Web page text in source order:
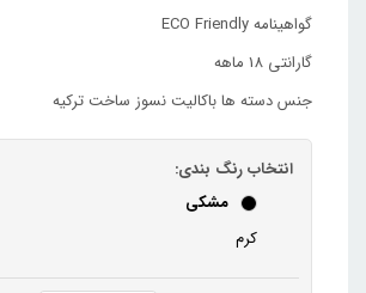
گواهینامه ECO Friendly
گارانتی 18 ماهه
جنس دسته ها باکالیت نسوز ساخت ترکیه
انتخاب رنگ بندی:
مشکی
کرم